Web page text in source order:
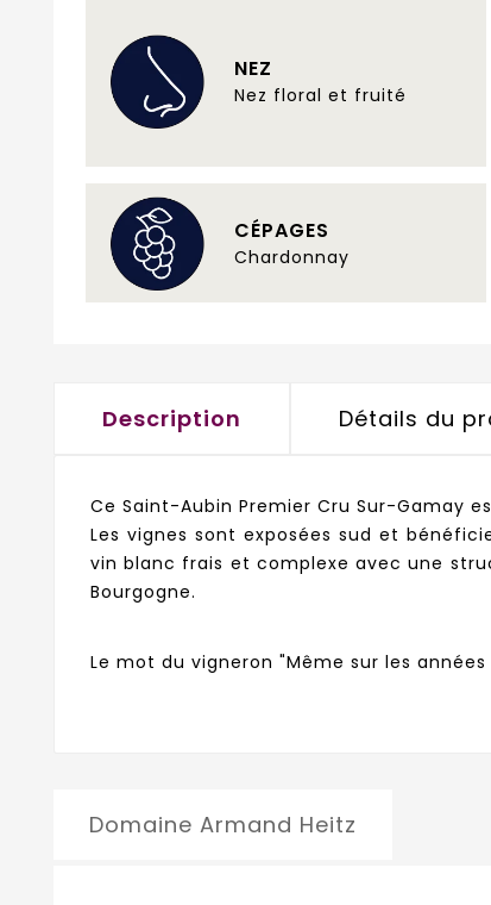
NEZ
Nez floral et fruité
CÉPAGES
Chardonnay
Description Détails du
Ce Saint-Aubin Premier Cru Sur-Gamay
Les vignes sont exposées sud et
vin blanc frais et complexe avec une
Bourgogne.
Le mot du vigneron "Même sur les
Domaine Armand Heitz